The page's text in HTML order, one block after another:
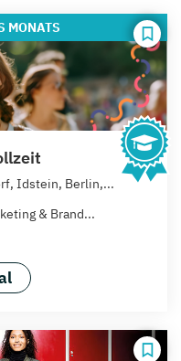
MONATS
Idstein, Berlin,...
& Brand...